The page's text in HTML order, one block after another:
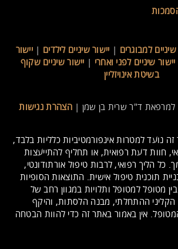
שיניים למבוגרים | יישור שיניים לילדים | יישור
יישור שיניים לפני ואחרי | יישור שיניים שקוף
בשיטת אינויזליין
למרפאת ד"ר שרית בן שמן |הצהרת נגישות
נועד למטרות אינפורמטיביות כלליות בלבד,
חוות דעת רפואית, או תחליף להתייעצות
כל הליך רפואי, לרבות טיפול אורתודונטי,
תוכנית טיפול אישית. התוצאות הסופיות
מטופל למטופל ותלויות במגוון רחב של
הקליני ההתחלתי, מבנה הלסתות, והיקף
אין באמור באתר זה כדי להוות הבטחה